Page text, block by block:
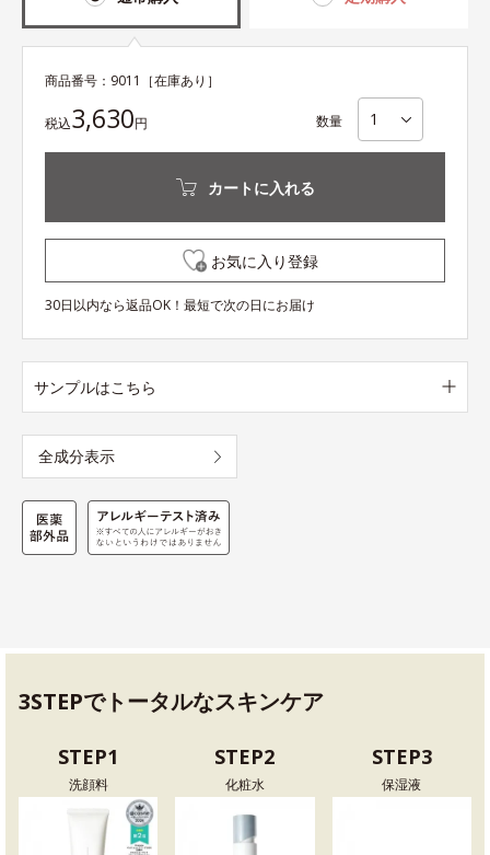
商品番号： 9011 ［在庫あり］
税込3,630円 数量
カートに入れる
お気に入り登録
30日以内なら返品OK！最短で次の日にお届け
サンプルはこちら
全成分表示
3STEPでトータルなスキンケア
STEP1
洗顔料
STEP2
化粧水
STEP3
保湿液